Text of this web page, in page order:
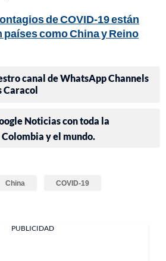
de COVID-19 están
países como China y Reino
canal de WhatsApp Channels
Caracol
Noticias con toda la
y el mundo.
China COVID-19
PUBLICIDAD